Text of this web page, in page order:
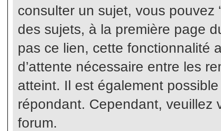
consulter un sujet, vous pouvez
des sujets, à la première page
pas ce lien, cette fonctionnalité
d’attente nécessaire entre les
atteint. Il est également
répondant. Cependant, veuillez
forum.